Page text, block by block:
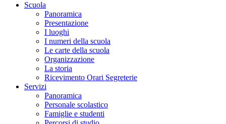
Scuola
Panoramica
Presentazione
I luoghi
I numeri della scuola
Le carte della scuola
Organizzazione
La storia
Ricevimento Orari Segreterie
Servizi
Panoramica
Personale scolastico
Famiglie e studenti